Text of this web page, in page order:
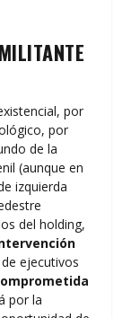
por
por
de la
(aunque en
izquierda
del holding,
ejecutivos
por la